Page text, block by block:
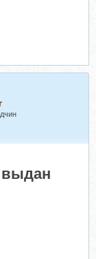
выдан